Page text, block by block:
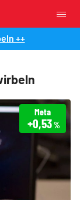
++
Meta
+0,53%